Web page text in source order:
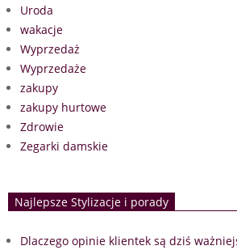
Uroda
wakacje
Wyprzedaż
Wyprzedaże
zakupy
zakupy hurtowe
Zdrowie
Zegarki damskie
Najlepsze Stylizacje i porady
Dlaczego opinie klientek są dziś